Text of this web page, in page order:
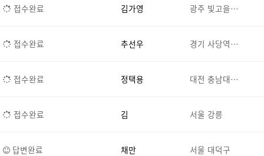
접수완료 김가영 광주 빛고을…
접수완료 추선우 경기 사당역…
접수완료 정택용 대전 충남대…
접수완료 김 서울 강릉
답변완료 채만 서울 대덕구